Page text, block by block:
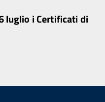
luglio i Certificati di